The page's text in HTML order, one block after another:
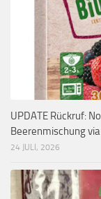
UPDATE Rückruf:
Beerenmischung via
24 JULI, 2026